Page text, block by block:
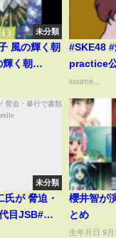
未分類
風の輝く朝
く朝
#SKE48
practice
source...
未分類
氏が 脅迫・
目JSB#今
櫻井智が
とめ
生年月日 9